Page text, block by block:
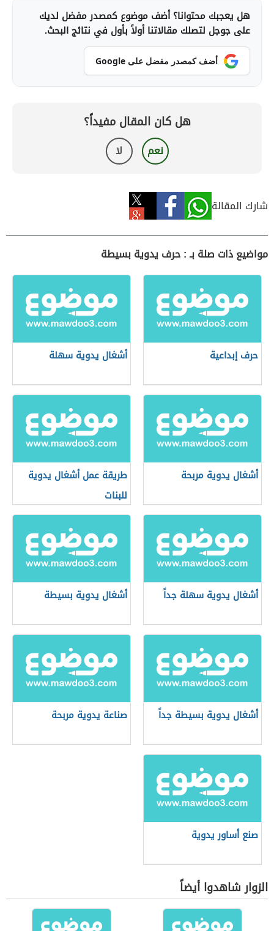
هل يعجبك محتوانا؟ أضف موضوع كمصدر مفضل لديك
على جوجل لتصلك مقالاتنا أولاً بأول في نتائج البحث.
أضف كمصدر مفضل على Google
هل كان المقال مفيداً؟
نعم لا
شارك المقالة
مواضيع ذات صلة بـ : حرف يدوية بسيطة
حرف إبداعية أشغال يدوية سهلة
أشغال يدوية مربحة
طريقة عمل أشغال يدوية
للبنات
أشغال يدوية سهلة جداً أشغال يدوية بسيطة
أشغال يدوية بسيطة جداً صناعة يدوية مربحة
صنع أساور يدوية
الزوار شاهدوا أيضاً